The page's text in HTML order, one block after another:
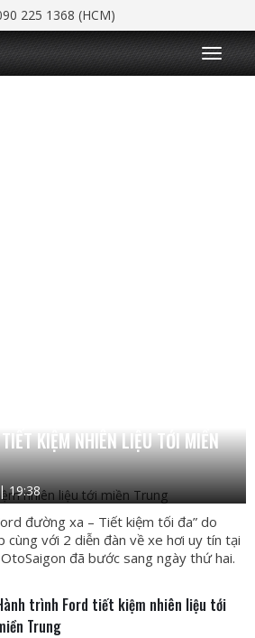
225 1368 (HCM)
T
o
g
KIỆM NHIÊN LIỆU TỚI MIỀN
19:38
đường xa – Tiết kiệm tối đa” do
cùng với 2 diễn đàn về xe hơi uy tín tại
đã bước sang ngày thứ hai.
trình Ford tiết kiệm nhiên liệu tới
Trung